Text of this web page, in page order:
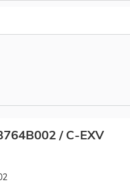
/ C-EXV